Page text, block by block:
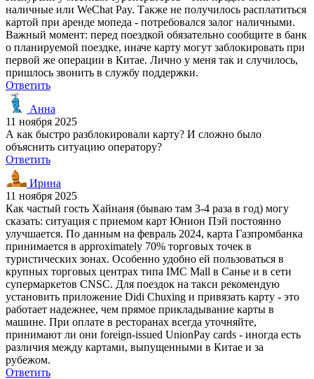
наличные или WeChat Pay. Также не получилось расплатиться
картой при аренде мопеда - потребовался залог наличными.
Важный момент: перед поездкой обязательно сообщите в банк
о планируемой поездке, иначе карту могут заблокировать при
первой же операции в Китае. Лично у меня так и случилось,
пришлось звонить в службу поддержки.
Ответить
Анна
11 ноября 2025
А как быстро разблокировали карту? И сложно было
объяснить ситуацию оператору?
Ответить
Ирина
11 ноября 2025
Как частый гость Хайнаня (бываю там 3-4 раза в год) могу
сказать: ситуация с приемом карт Юнион Пэй постоянно
улучшается. По данным на февраль 2024, карта Газпромбанка
принимается в approximately 70% торговых точек в
туристических зонах. Особенно удобно ей пользоваться в
крупных торговых центрах типа IMC Mall в Санье и в сети
супермаркетов CNSC. Для поездок на такси рекомендую
установить приложение Didi Chuxing и привязать карту - это
работает надежнее, чем прямое прикладывание карты в
машине. При оплате в ресторанах всегда уточняйте,
принимают ли они foreign-issued UnionPay cards - иногда есть
различия между картами, выпущенными в Китае и за
рубежом.
Ответить